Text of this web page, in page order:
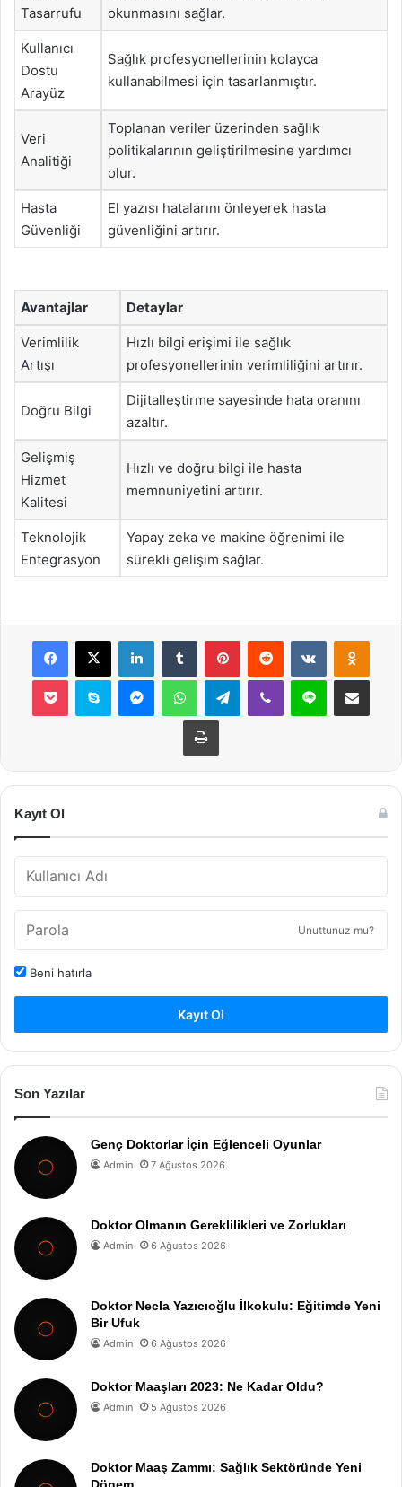
Tasarrufu
okunmasını sağlar.
Kullanıcı
Dostu
Arayüz
Sağlık profesyonellerinin kolayca
kullanabilmesi için tasarlanmıştır.
Veri
Analitiği
Toplanan veriler üzerinden sağlık
politikalarının geliştirilmesine yardımcı
olur.
Hasta
Güvenliği
El yazısı hatalarını önleyerek hasta
güvenliğini artırır.
Avantajlar Detaylar
Verimlilik
Artışı
Hızlı bilgi erişimi ile sağlık
profesyonellerinin verimliliğini artırır.
Doğru Bilgi
Dijitalleştirme sayesinde hata oranını
azaltır.
Gelişmiş
Hizmet
Kalitesi
Hızlı ve doğru bilgi ile hasta
memnuniyetini artırır.
Teknolojik
Entegrasyon
Yapay zeka ve makine öğrenimi ile
sürekli gelişim sağlar.
Facebook
X LinkedInTumblr PinterestReddit VKontakte
Pocket Skype MessengerWhatsAppTelegramViber Line E-Posta ile
Yazdır
Kayıt Ol
Unuttunuz mu?
Beni hatırla
Kayıt Ol
Son Yazılar
Genç Doktorlar İçin Eğlenceli Oyunlar
Admin 7 Ağustos 2026
Doktor Olmanın Gereklilikleri ve Zorlukları
Admin 6 Ağustos 2026
Doktor Necla Yazıcıoğlu İlkokulu: Eğitimde Yeni
Bir Ufuk
Admin 6 Ağustos 2026
Doktor Maaşları 2023: Ne Kadar Oldu?
Admin 5 Ağustos 2026
Doktor Maaş Zammı: Sağlık Sektöründe Yeni
Dönem